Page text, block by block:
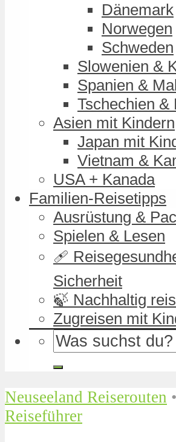
Dänemark
Norwegen
Schweden
Slowenien &
Spanien &
Tschechien &
Asien mit Kindern
Japan mit
Vietnam &
USA + Kanada
Familien-Reisetipps
Ausrüstung &
Spielen & Lesen
🩹
Sicherheit
🍃 Nachhaltig
Zugreisen mit
Neuseeland Reiserouten •
Reiseführer